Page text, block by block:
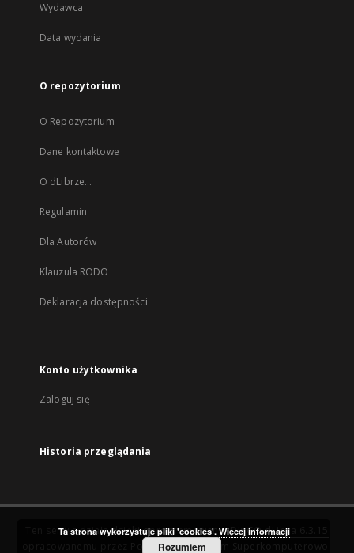
Wydawca
Data wydania
O repozytorium
O Repozytorium
Dane kontaktowe
O dLibrze...
Regulamin
Dla Autorów
Klauzula RODO
Deklaracja dostępności
Konto użytkownika
Zaloguj się
Historia przeglądania
Ten serwis działa dzięki oprogramowaniuDInGO dLibra 6.3.15
Poznańskie Centrum Superkomputerowo-
Ta strona wykorzystuje pliki 'cookies'. Więcej informacji
Rozumiem